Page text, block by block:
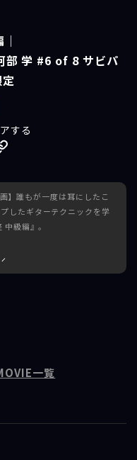
学 #6 of 8 サビパ
する
】誰もが一度は耳にしたこ
したギターテクニックを学
級編』。
レコーディング等、精力的
一覧